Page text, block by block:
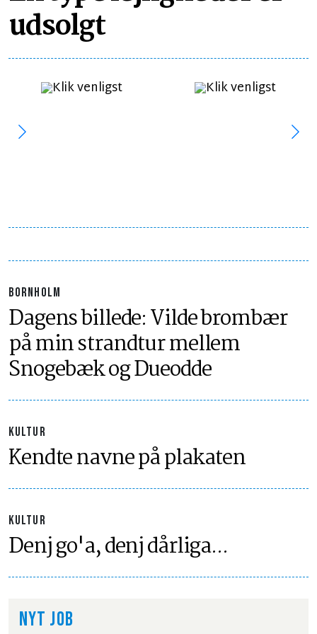
udsolgt
BORNHOLM
Dagens billede: Vilde brombær
på min strandtur mellem
Snogebæk og Dueodde
KULTUR
Kendte navne på plakaten
KULTUR
Denj go'a, denj dårliga...
NYT JOB